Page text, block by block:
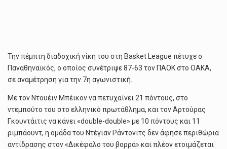
Την πέμπτη διαδοχική νίκη του στη Basket League πέτυχε ο
Παναθηναϊκός, ο οποίος συνέτριψε 87-63 τον ΠΑΟΚ στο ΟΑΚΑ,
σε αναμέτρηση για την 7η αγωνιστική.
Με τον Ντουέιν Μπέικον να πετυχαίνει 21 πόντους, στο
ντεμπούτο του στο ελληνικό πρωτάθλημα, και τον Αρτούρας
Γκουντάιτις να κάνει «double-double» με 10 πόντους και 11
ριμπάουντ, η ομάδα του Ντέγιαν Ράντονιτς δεν άφησε περιθώρια
αντίδρασης στον «Δικέφαλο του βορρά» και πλέον ετοιμάζεται